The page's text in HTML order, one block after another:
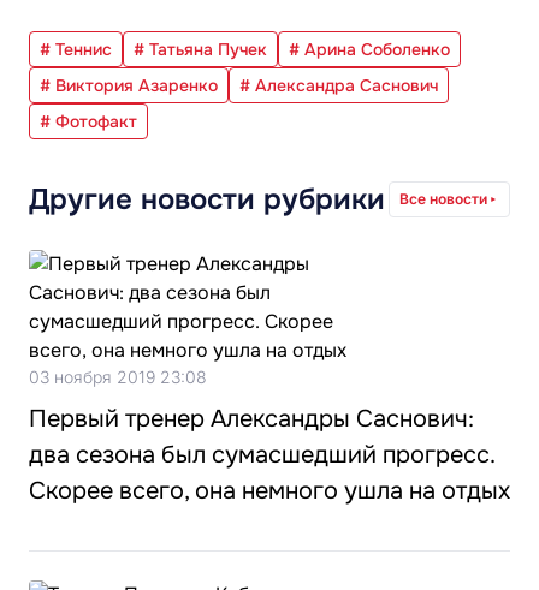
# Теннис # Татьяна Пучек
# Арина Соболенко
# Виктория Азаренко
# Александра Саснович
# Фотофакт
Другие новости рубрики Все новости
03 ноября 2019 23:08
Первый тренер Александры Саснович:
два сезона был сумасшедший прогресс.
Скорее всего, она немного ушла на отдых